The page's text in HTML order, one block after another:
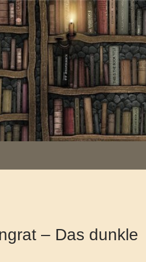
– Das dunkle